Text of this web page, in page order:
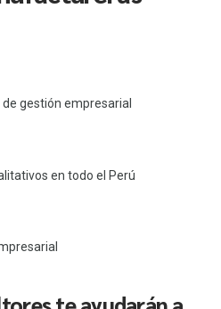
gestión empresarial
en todo el Perú